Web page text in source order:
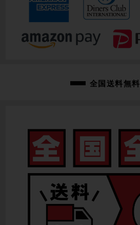
クランク
SHIMANO ULTEGRA Di2 FD-R8150
リアディレイラー
SHIMANO ULTEGRA Di2 RD-R8150 / 12速
SHIMANO ULTEGRA CS-R8100 / 11-34T
ブレーキキャリパー
全国送料無料